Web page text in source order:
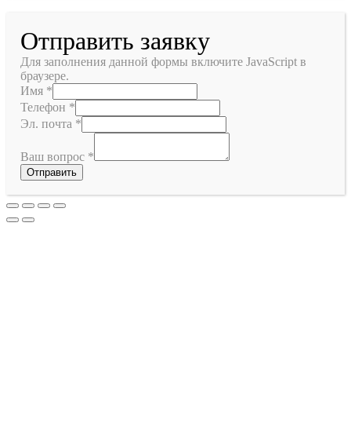
Отправить заявку
Для заполнения данной формы включите JavaScript в
браузере.
Имя *
Телефон *
Эл. почта *
Ваш вопрос *
Отправить